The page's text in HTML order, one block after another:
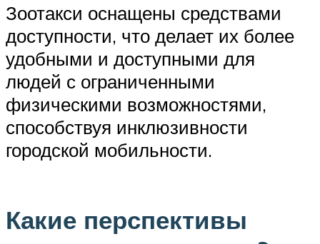
Зоотакси оснащены средствами
доступности, что делает их более
удобными и доступными для
людей с ограниченными
физическими возможностями,
способствуя инклюзивности
городской мобильности.
Какие перспективы